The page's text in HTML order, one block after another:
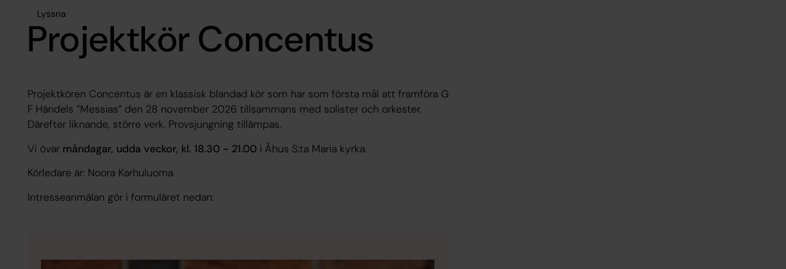
Lyssna
Projektkör Concentus
Projektkören Concentus är en klassisk blandad kör som har som första mål att framföra G
F Händels ”Messias” den 28 november 2026 tillsammans med solister och orkester.
Därefter liknande, större verk. Provsjungning tillämpas.
Vi övar måndagar, udda veckor, kl. 18.30 - 21.00i Åhus S:ta Maria kyrka.
Körledare är: Noora Karhuluoma
Intresseanmälan gör i formuläret nedan: